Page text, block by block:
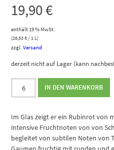
19,90€
enthält 19 % MwSt.
(26,53€/ 1 L)
zzgl.Versand
derzeit nicht auf Lager (kann
Biniagual
Veran
Menge
IN DEN WARENKORB
Im Glas zeigt er ein Rubinrot
intensive Fruchtnoten von von
begleitet von subtilen Noten von